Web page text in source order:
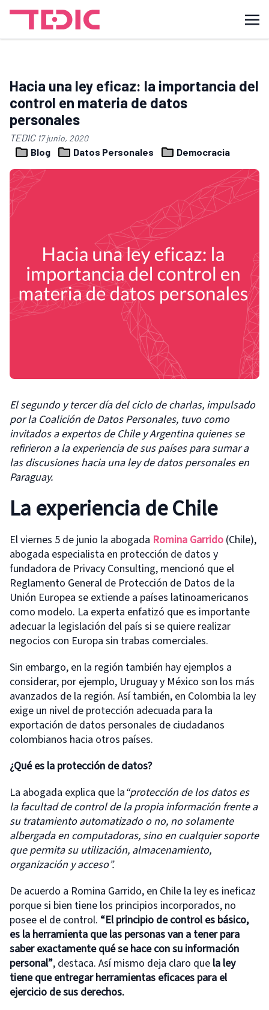
Hacia una ley eficaz: la importancia del
control en materia de datos
personales
TEDIC 17 junio, 2020
Blog Datos Personales Democracia
El segundo y tercer día del ciclo de charlas, impulsado
por la Coalición de Datos Personales, tuvo como
invitados a expertos de Chile y Argentina quienes se
refirieron a la experiencia de sus países para sumar a
las discusiones hacia una ley de datos personales en
Paraguay.
La experiencia de Chile
El viernes 5 de junio la abogada Romina Garrido (Chile),
abogada especialista en protección de datos y
fundadora de Privacy Consulting, mencionó que el
Reglamento General de Protección de Datos de la
Unión Europea se extiende a países latinoamericanos
como modelo. La experta enfatizó que es importante
adecuar la legislación del país si se quiere realizar
negocios con Europa sin trabas comerciales.
Sin embargo, en la región también hay ejemplos a
considerar, por ejemplo, Uruguay y México son los más
avanzados de la región. Así también, en Colombia la ley
exige un nivel de protección adecuada para la
exportación de datos personales de ciudadanos
colombianos hacia otros países.
¿Qué es la protección de datos?
La abogada explica que la“protección de los datos es
la facultad de control de la propia información frente a
su tratamiento automatizado o no, no solamente
albergada en computadoras, sino en cualquier soporte
que permita su utilización, almacenamiento,
organización y acceso”.
De acuerdo a Romina Garrido, en Chile la ley es ineficaz
porque si bien tiene los principios incorporados, no
posee el de control. “El principio de control es básico,
es la herramienta que las personas van a tener para
saber exactamente qué se hace con su información
personal”, destaca. Así mismo deja claro que la ley
tiene que entregar herramientas eficaces para el
ejercicio de sus derechos.